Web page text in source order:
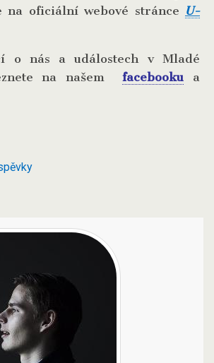
na oficiální webové stránce U-
o nás a událostech v Mladé
na našemfacebooku a